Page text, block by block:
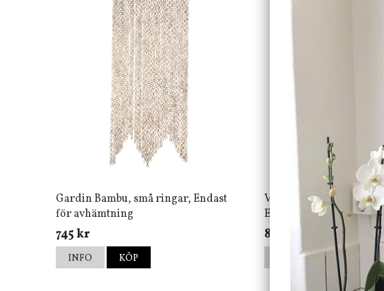
Gardin Bambu, små ringar, Endast
för avhämtning
745 kr
INFO KÖP
Vinställ för 6 flaskor,
Endast för avhämtning
845 kr
INFO KÖP